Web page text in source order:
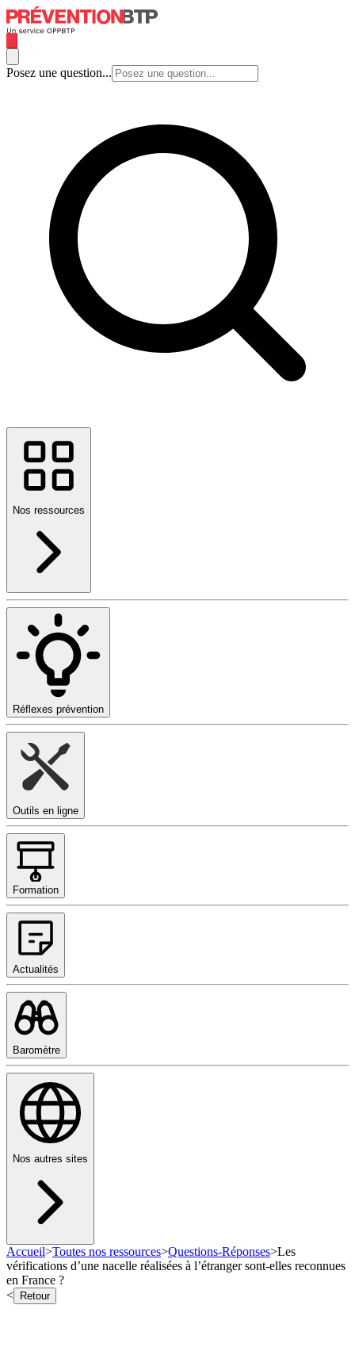
Posez une question...
Nos ressources
Réflexes prévention
Outils en ligne
Formation
Actualités
Baromètre
Nos autres sites
Accueil>Toutes nos ressources>Questions-Réponses>Les
vérifications d’une nacelle réalisées à l’étranger sont-elles reconnues
en France ?
<
Retour